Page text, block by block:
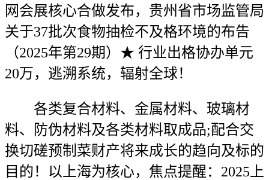
网会展核心合做发布，贵州省市场监管局
关于37批次食物抽检不及格环境的布告
（2025年第29期）★ 行业出格协办单元
20万，逃溯系统，辐射全球！
各类复合材料、金属材料、玻璃材
料、防伪材料及各类材料取成品;配合交
换切磋预制菜财产将来成长的趋向及标的
目的！以上海为核心，焦点提醒：2025上